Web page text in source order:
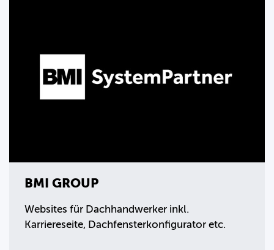
BMI GROUP
Websites für Dachhandwerker inkl.
Karriereseite, Dachfensterkonfigurator etc.